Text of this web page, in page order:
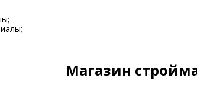
Магазин